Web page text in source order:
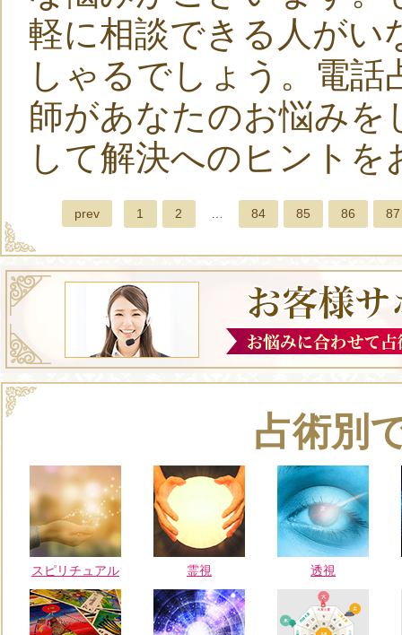
軽に相談できる人がい
しゃるでしょう。電
師があなたのお悩みを
して解決へのヒントを
prev 1 2 … 84 85 86 87
占術別
スピリチュアル 霊視 透視